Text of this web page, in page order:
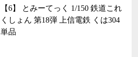
【6】 とみーてっく 1/150 鉄道これ
くしょん 第18弾 上信電鉄 くは304
単品